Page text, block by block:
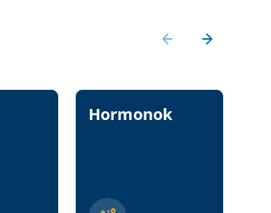
Hormonok